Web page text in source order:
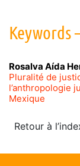
Keywords
Rosalva Aída
Pluralité de
l’anthropologie
Mexique
Retour à